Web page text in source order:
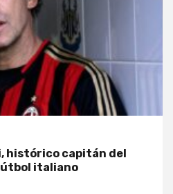
histórico capitán del
italiano